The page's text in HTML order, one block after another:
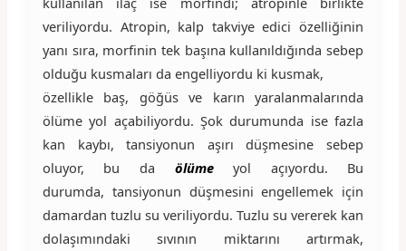
veriliyordu. Atropin, kalp takviye edici özelliğinin
yanı sıra, morfinin tek başına kullanıldığında sebep
olduğu kusmaları da engelliyordu ki kusmak,
özellikle baş, göğüs ve karın yaralanmalarında
ölüme yol açabiliyordu. Şok durumunda ise fazla
kan kaybı, tansiyonun aşırı düşmesine sebep
oluyor, bu da ölüme
yol açıyordu. Bu
durumda, tansiyonun düşmesini engellemek için
damardan tuzlu su veriliyordu. Tuzlu su vererek kan
dolaşımındaki sıvının miktarını artırmak,